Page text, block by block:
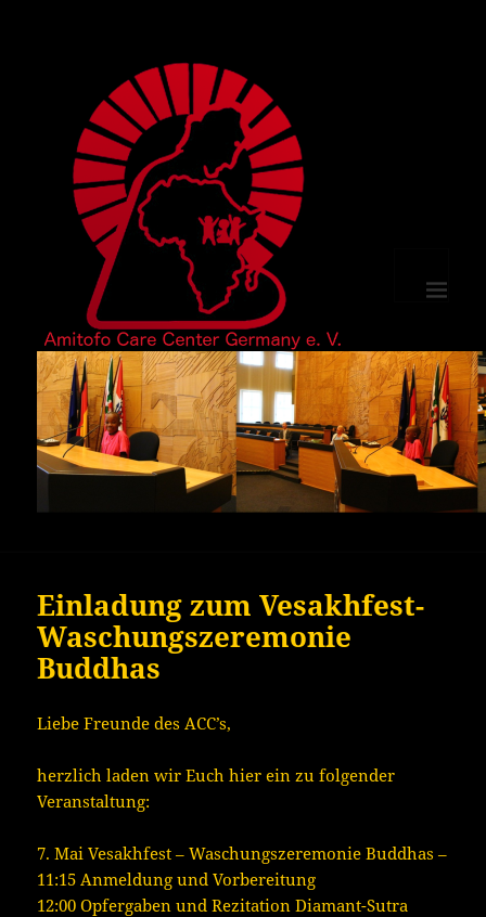
UND
WIDGETS
Einladung zum Vesakhfest-
Waschungszeremonie
Buddhas
Liebe Freunde des ACC’s,
herzlich laden wir Euch hier ein zu folgender
Veranstaltung:
7. Mai Vesakhfest – Waschungszeremonie Buddhas –
11:15 Anmeldung und Vorbereitung
12:00 Opfergaben und Rezitation Diamant-Sutra